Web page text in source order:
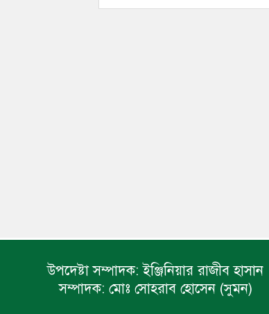
উপদেষ্টা সম্পাদক: ইঞ্জিনিয়ার রাজীব হাসান
সম্পাদক: মোঃ সোহরাব হোসেন (সুমন)